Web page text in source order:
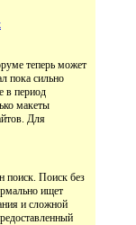
теперь может
пока сильно
в период
макеты
Для
поиск. Поиск без
ищет
и сложной